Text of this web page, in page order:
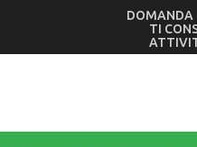
in agosto e ritornerà
DOMANDA
TI